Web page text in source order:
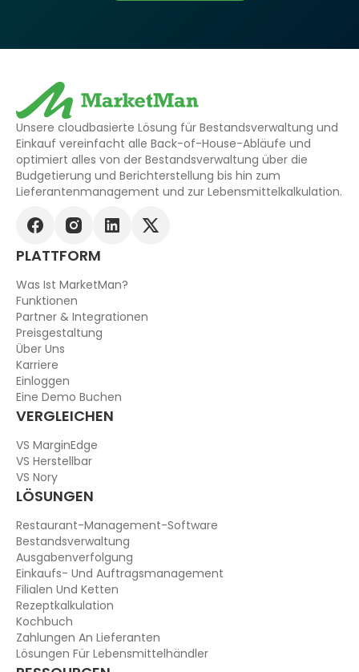
Unsere cloudbasierte Lösung für Bestandsverwaltung und
Einkauf vereinfacht alle Back-of-House-Abläufe und
optimiert alles von der Bestandsverwaltung über die
Budgetierung und Berichterstellung bis hin zum
Lieferantenmanagement und zur Lebensmittelkalkulation.
PLATTFORM
Was Ist MarketMan?
Funktionen
Partner & Integrationen
Preisgestaltung
Über Uns
Karriere
Einloggen
Eine Demo Buchen
VERGLEICHEN
VS MarginEdge
VS Herstellbar
VS Nory
LÖSUNGEN
Restaurant-Management-Software
Bestandsverwaltung
Ausgabenverfolgung
Einkaufs- Und Auftragsmanagement
Filialen Und Ketten
Rezeptkalkulation
Kochbuch
Zahlungen An Lieferanten
Lösungen Für Lebensmittelhändler